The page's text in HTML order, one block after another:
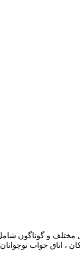
مختلف و گوناگون
، اتاق خواب